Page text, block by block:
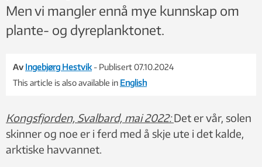
Men vi mangler ennå mye kunnskap om
plante- og dyreplanktonet.
Av Ingebjørg Hestvik - Publisert 07.10.2024
This article is also available in English
Kongsfjorden, Svalbard, mai 2022: Det er vår, solen
skinner og noe er i ferd med å skje ute i det kalde,
arktiske havvannet.